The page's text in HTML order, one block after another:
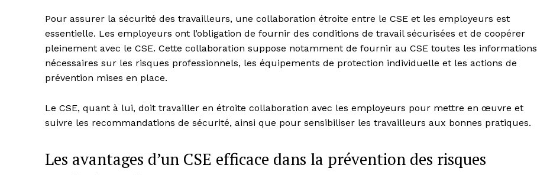
Pour assurer la sécurité des travailleurs, une collaboration étroite entre le CSE et les employeurs est
essentielle. Les employeurs ont l’obligation de fournir des conditions de travail sécurisées et de coopérer
pleinement avec le CSE. Cette collaboration suppose notamment de fournir au CSE toutes les informations
nécessaires sur les risques professionnels, les équipements de protection individuelle et les actions de
prévention mises en place.
Le CSE, quant à lui, doit travailler en étroite collaboration avec les employeurs pour mettre en œuvre et
suivre les recommandations de sécurité, ainsi que pour sensibiliser les travailleurs aux bonnes pratiques.
Les avantages d’un CSE efficace dans la prévention des risques